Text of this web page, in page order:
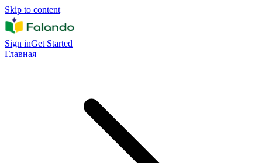
Skip to content
Sign inGet Started
Главная